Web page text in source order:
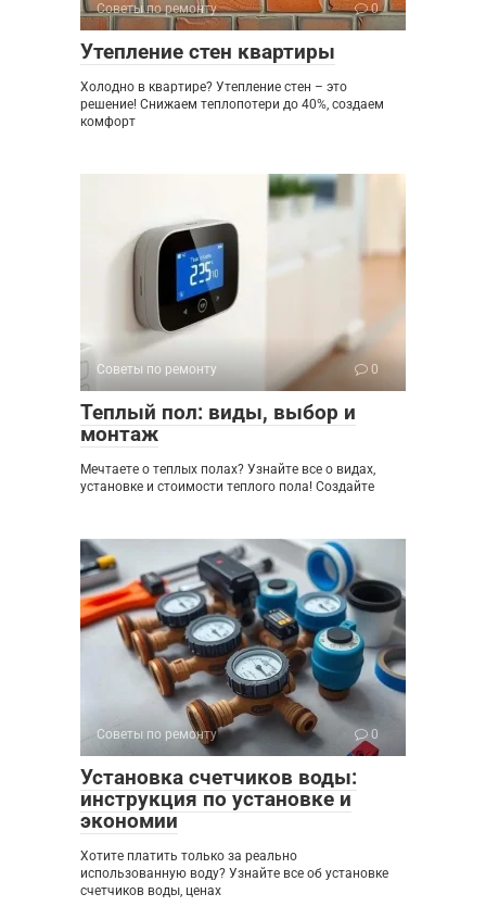
Советы по ремонту 0
Утепление стен квартиры
Холодно в квартире? Утепление стен – это
решение! Снижаем теплопотери до 40%, создаем
комфорт
Советы по ремонту 0
Теплый пол: виды, выбор и
монтаж
Мечтаете о теплых полах? Узнайте все о видах,
установке и стоимости теплого пола! Создайте
Советы по ремонту 0
Установка счетчиков воды:
инструкция по установке и
экономии
Хотите платить только за реально
использованную воду? Узнайте все об установке
счетчиков воды, ценах